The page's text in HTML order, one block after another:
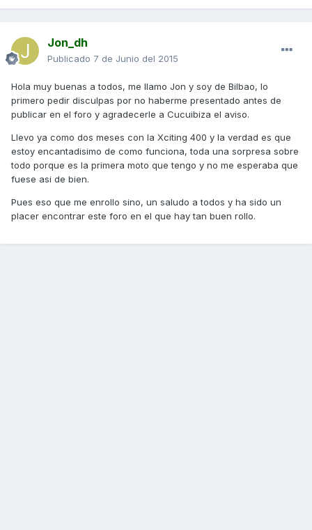
Jon_dh
Publicado 7 de Junio del 2015
Hola muy buenas a todos, me llamo Jon y soy de Bilbao, lo
primero pedir disculpas por no haberme presentado antes de
publicar en el foro y agradecerle a Cucuibiza el aviso.
Llevo ya como dos meses con la Xciting 400 y la verdad es que
estoy encantadisimo de como funciona, toda una sorpresa sobre
todo porque es la primera moto que tengo y no me esperaba que
fuese asi de bien.
Pues eso que me enrollo sino, un saludo a todos y ha sido un
placer encontrar este foro en el que hay tan buen rollo.